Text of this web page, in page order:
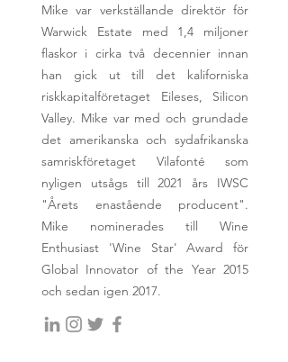
Mike var verkställande direktör för
Warwick Estate med 1,4 miljoner
flaskor i cirka två decennier innan
han gick ut till det kaliforniska
riskkapitalföretaget Eileses, Silicon
Valley. Mike var med och grundade
det amerikanska och sydafrikanska
samriskföretaget Vilafonté som
nyligen utsågs till 2021 års IWSC
"Årets enastående producent".
Mike nominerades till Wine
Enthusiast 'Wine Star' Award för
Global Innovator of the Year 2015
och sedan igen 2017.